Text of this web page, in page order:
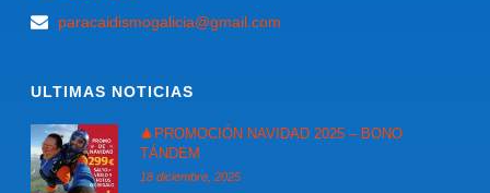
paracaidismogalicia@gmail.com
ULTIMAS NOTICIAS
🎄PROMOCIÓN NAVIDAD 2025 – BONO
TÁNDEM
18 diciembre, 2025